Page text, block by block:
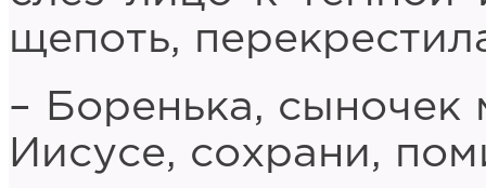
щепоть,
– Боренька, сыночек
Иисусе, сохрани,